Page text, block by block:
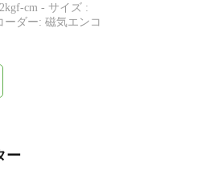
cm - サイズ :
ダー: 磁気エンコ
ー